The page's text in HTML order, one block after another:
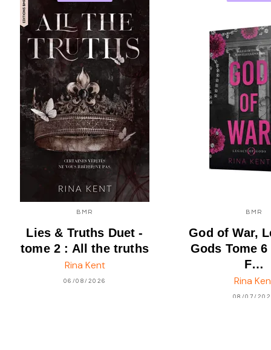
BMR
Lies & Truths Duet -
tome 2 : All the truths
Rina Kent
06/08/2026
BMR
God of War,
Gods Tome
F…
Rina
08/07/